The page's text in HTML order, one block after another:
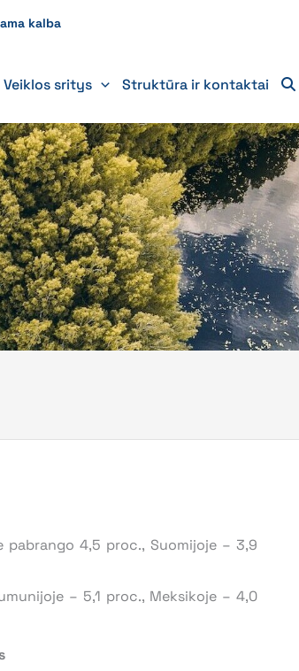
kalba
Veiklos sritys Struktūra ir kontaktai
4,5 proc., Suomijoje – 3,9
– 5,1 proc., Meksikoje – 4,0